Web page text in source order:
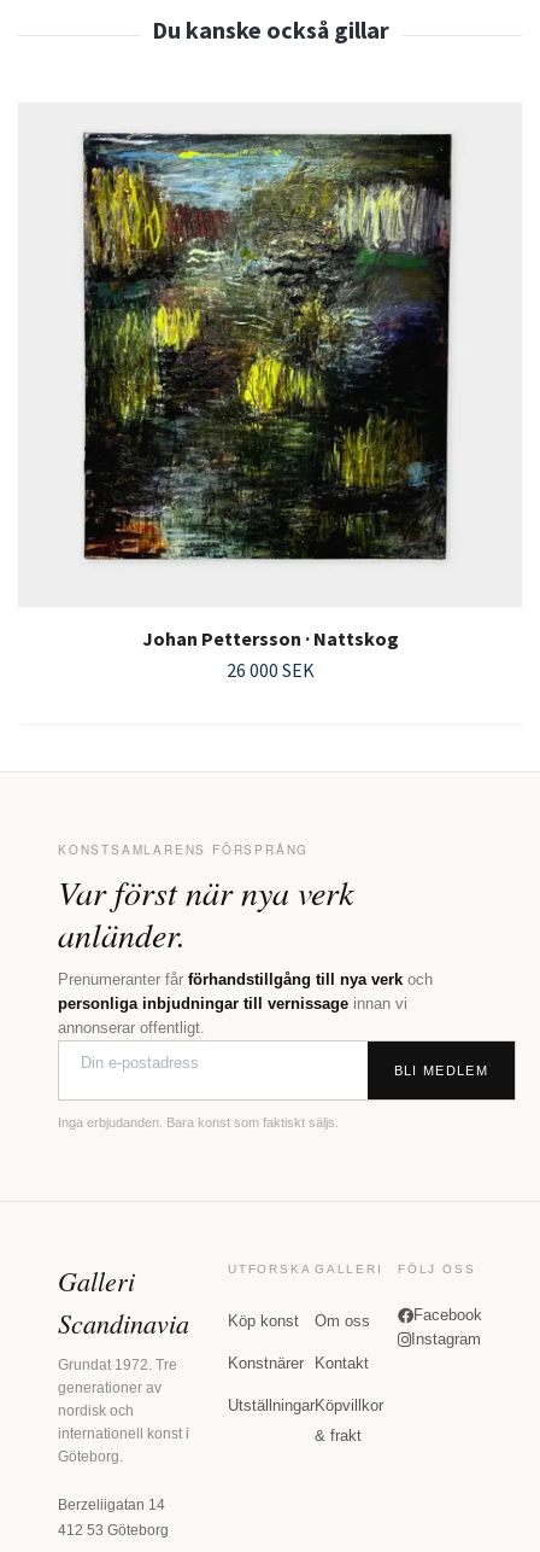
Johan Pettersson · Nattskog
26 000 SEK
KONSTSAMLARENS FÖRSPRÅNG
Var först när nya verk
anländer.
Prenumeranter får förhandstillgång till nya verk och
personliga inbjudningar till vernissage innan vi
annonserar offentligt.
BLI MEDLEM
Inga erbjudanden. Bara konst som faktiskt säljs.
Galleri
Scandinavia
Grundat 1972. Tre
generationer av
nordisk och
internationell konst i
Göteborg.
Berzeliigatan 14
412 53 Göteborg
UTFORSKA
Köp konst
Konstnärer
Utställningar
GALLERI
Om oss
Kontakt
Köpvillkor
& frakt
FÖLJ OSS
Facebook
Instagram